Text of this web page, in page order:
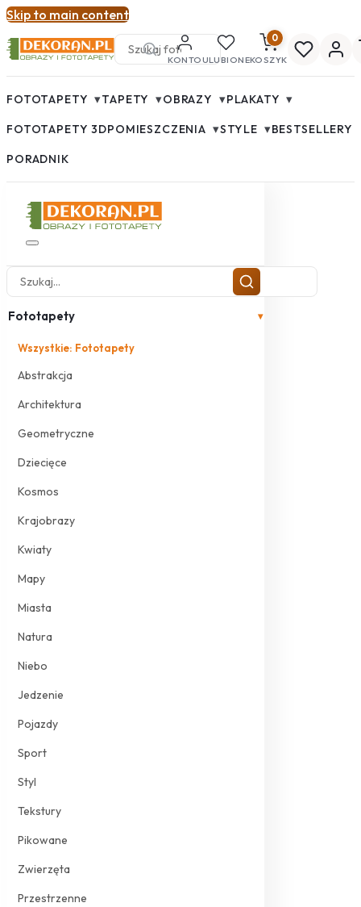
Skip to main content
KONTOULUBIONE
0
KOSZYK
FOTOTAPETY ▾TAPETY ▾OBRAZY ▾PLAKATY ▾
FOTOTAPETY 3DPOMIESZCZENIA ▾STYLE ▾BESTSELLERY
PORADNIK
Fototapety ▾
Wszystkie: Fototapety
Abstrakcja
Architektura
Geometryczne
Dziecięce
Kosmos
Krajobrazy
Kwiaty
Mapy
Miasta
Natura
Niebo
Jedzenie
Pojazdy
Sport
Styl
Tekstury
Pikowane
Zwierzęta
Przestrzenne